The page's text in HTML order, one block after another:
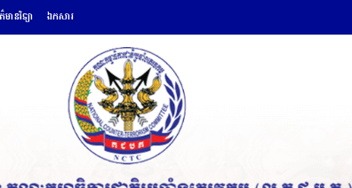
ានវិទ្យា ឯកសារ